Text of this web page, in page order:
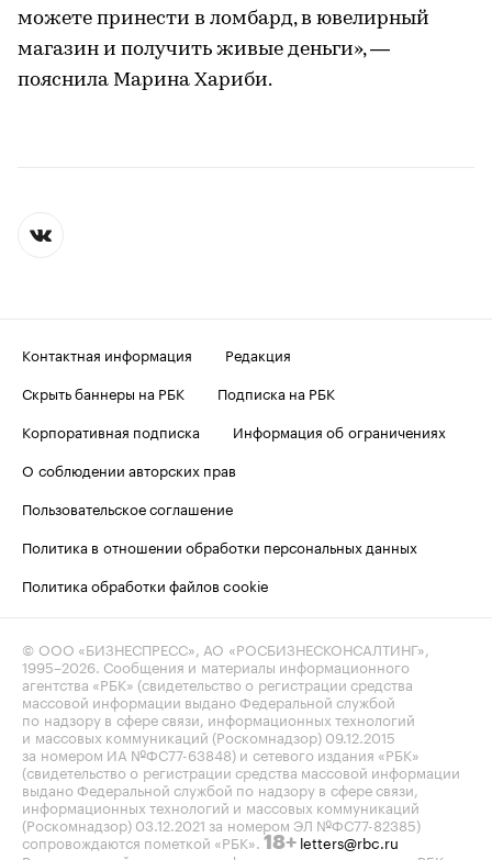
можете принести в ломбард, в ювелирный
магазин и получить живые деньги», —
пояснила Марина Хариби.
Контактная информация
Редакция
Скрыть баннеры на РБК
Подписка на РБК
Корпоративная подписка
Информация об ограничениях
О соблюдении авторских прав
Пользовательское соглашение
Политика в отношении обработки персональных данных
Политика обработки файлов cookie
© ООО «БИЗНЕСПРЕСС», АО «РОСБИЗНЕСКОНСАЛТИНГ»,
1995–2026. Сообщения и материалы информационного
агентства «РБК» (свидетельство о регистрации средства
массовой информации выдано Федеральной службой
по надзору в сфере связи, информационных технологий
и массовых коммуникаций (Роскомнадзор) 09.12.2015
за номером ИА №ФС77-63848) и сетевого издания «РБК»
(свидетельство о регистрации средства массовой информации
выдано Федеральной службой по надзору в сфере связи,
информационных технологий и массовых коммуникаций
(Роскомнадзор) 03.12.2021 за номером ЭЛ №ФС77-82385)
сопровождаются пометкой «РБК». 18+ letters@rbc.ru